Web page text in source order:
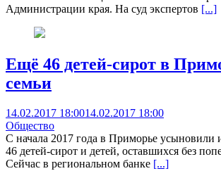
Администрации края. На суд экспертов [...]
Ещё 46 детей-сирот в
семьи
14.02.2017 18:0014.02.2017 18:00
Общество
С начала 2017 года в Приморье усыновили
46 детей-сирот и детей, оставшихся без
Сейчас в региональном банке [...]